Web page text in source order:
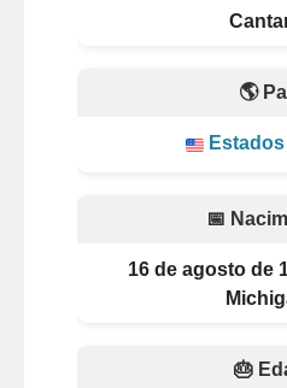
🌎
Estados
📅
16 de agosto de
🎂